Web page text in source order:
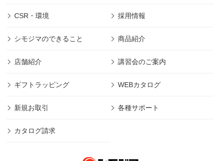
CSR・環境 採用情報
シモジマのできること 商品紹介
店舗紹介 講習会のご案内
ギフトラッピング WEBカタログ
新規お取引 各種サポート
カタログ請求